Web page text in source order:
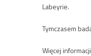
Labeyrie.
Tymczasem
Więcej